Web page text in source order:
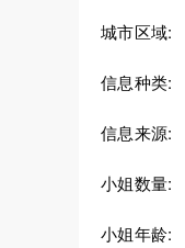
城市区域:
信息种类:
信息来源:
小姐数量:
小姐年龄: